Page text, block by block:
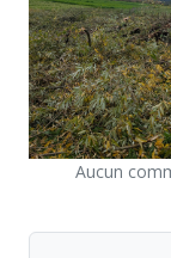
Aucun